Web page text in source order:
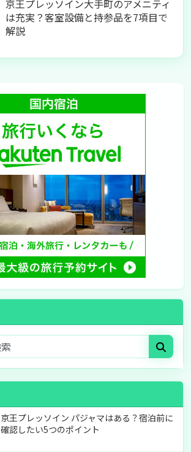
京王プレッソイン大手町のアメニティ
は充実？客室設備と持参品を7項目で
解説
京王プレッソイン パジャマはある？宿泊前に
確認したい5つのポイント